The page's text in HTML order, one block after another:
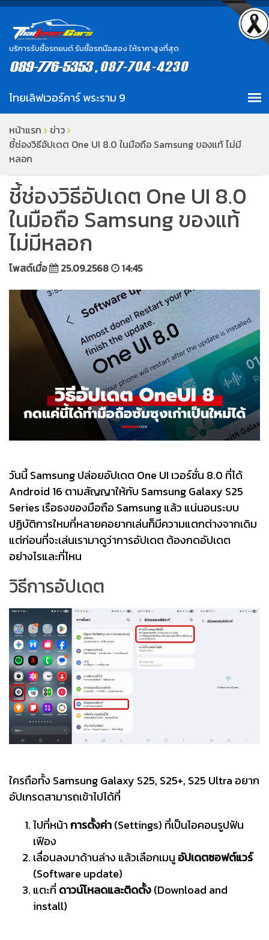
บริการรับซื้อรถยนต์ รับซื้อรถมือสอง ให้ราคาสูงที่สุด
หน้าแรก
ข่าว
ชี้ช่องวิธีอัปเดต One UI 8.0 ในมือถือ Samsung ของแท้ ไม่มี
หลอก
ชี้ช่องวิธีอัปเดต One UI 8.0
ในมือถือ Samsung ของแท้
ไม่มีหลอก
โพสต์เมื่อ 25.09.2568 14:45
วันนี้ Samsung ปล่อยอัปเดต One UI เวอร์ชั่น 8.0 ที่ได้
Android 16 ตามสัญญาให้กับ Samsung Galaxy S25
Series เรือธงของมือถือ Samsung แล้ว แน่นอนระบบ
ปฏิบัติการใหมที่หลายคอยากเล่นก็มีความแตกต่างจากเดิม
แต่ก่อนที่จะเล่นเรามาดูว่าการอัปเดต ต้องกดอัปเดต
อย่างไรและที่ไหน
วิธีการอัปเดต
ใครถือทั้ง Samsung Galaxy S25, S25+, S25 Ultra อยาก
อัปเกรดสามารถเข้าไปได้ที่
ไปที่หน้าการตั้งค่า(Settings) ที่เป็นไอคอนรูปฟัน
เฟือง
เลื่อนลงมาด้านล่าง แล้วเลือกเมนู อัปเดตซอฟต์แวร์
(Software update)
แตะที่ ดาวน์โหลดและติดตั้ง(Download and
install)